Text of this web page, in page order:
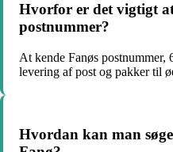
Hvorfor er det vigtigt
postnummer?
At kende Fanøs
levering af post og pakker til
Hvordan kan man